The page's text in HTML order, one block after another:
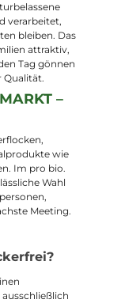
verarbeitet,
bleiben. Das
attraktiv,
Tag gönnen
Qualität.
–
wie
Im pro bio.
Wahl
Meeting.